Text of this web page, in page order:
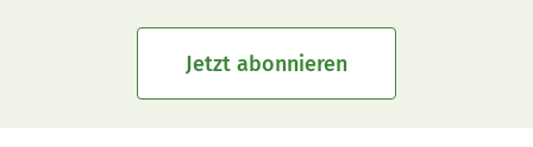
Jetzt abonnieren